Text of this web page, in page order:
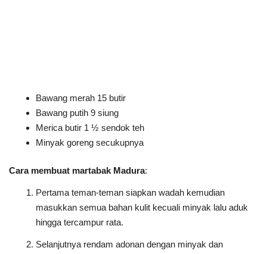
Bawang merah 15 butir
Bawang putih 9 siung
Merica butir 1 ½ sendok teh
Minyak goreng secukupnya
Cara membuat martabak Madura:
Pertama teman-teman siapkan wadah kemudian
masukkan semua bahan kulit kecuali minyak lalu aduk
hingga tercampur rata.
Selanjutnya rendam adonan dengan minyak dan